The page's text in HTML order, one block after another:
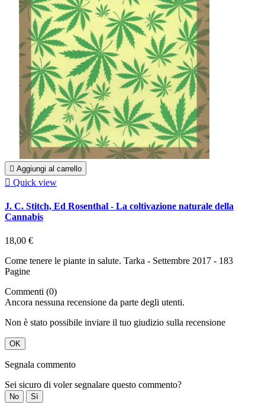
 Aggiungi al carrello
 Quick view
J. C. Stitch, Ed Rosenthal - La coltivazione naturale della
Cannabis
18,00 €
Come tenere le piante in salute. Tarka - Settembre 2017 - 183
Pagine
Commenti (0)
Ancora nessuna recensione da parte degli utenti.
Non è stato possibile inviare il tuo giudizio sulla recensione
OK
Segnala commento
Sei sicuro di voler segnalare questo commento?
No Sì